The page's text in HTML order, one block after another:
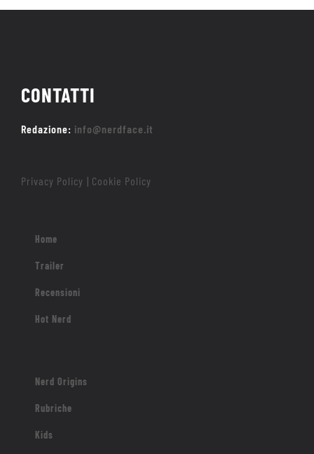
CONTATTI
Redazione: info@nerdface.it
Privacy Policy | Cookie Policy
Home
Trailer
Recensioni
Hot Nerd
Nerd Origins
Rubriche
Kids